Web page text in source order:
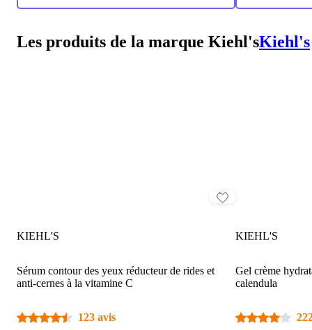
Les produits de la marque Kiehl'sKiehl's
KIEHL'S
Sérum contour des yeux réducteur de rides et
anti-cernes à la vitamine C
123 avis
KIEHL'S
Gel crème
calendula